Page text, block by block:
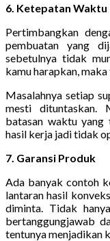
6. Ketepatan Waktu
Pertimbangkan
pembuatan yang
sebetulnya tidak
kamu harapkan,
Masalahnya setiap
mesti dituntaskan.
batasan waktu yang
hasil kerja jadi tidak
7. Garansi Produk
Ada banyak contoh
lantaran hasil
diminta. Tidak
bertanggungjawab
tentunya menjadikan